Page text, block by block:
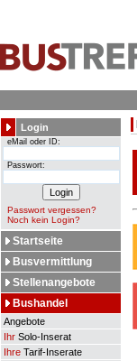
Login
eMail oder ID:
Passwort:
Passwort vergessen?
Noch kein Login?
Startseite
Busvermittlung
Stellenangebote
Bushandel
Angebote
Ihr Solo-Inserat
Ihre Tarif-Inserate